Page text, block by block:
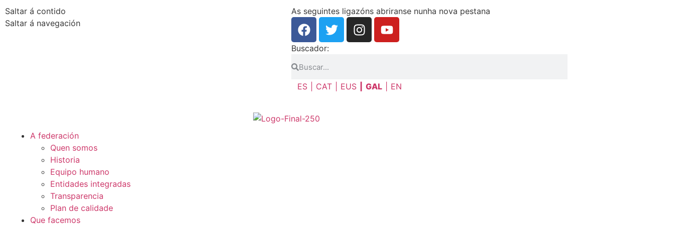
Saltar á contido
Saltar á navegación
As seguintes ligazóns abriranse nunha nova pestana
Buscador:
ES CAT EUS GAL EN
A federación
Quen somos
Historia
Equipo humano
Entidades integradas
Transparencia
Plan de calidade
Que facemos